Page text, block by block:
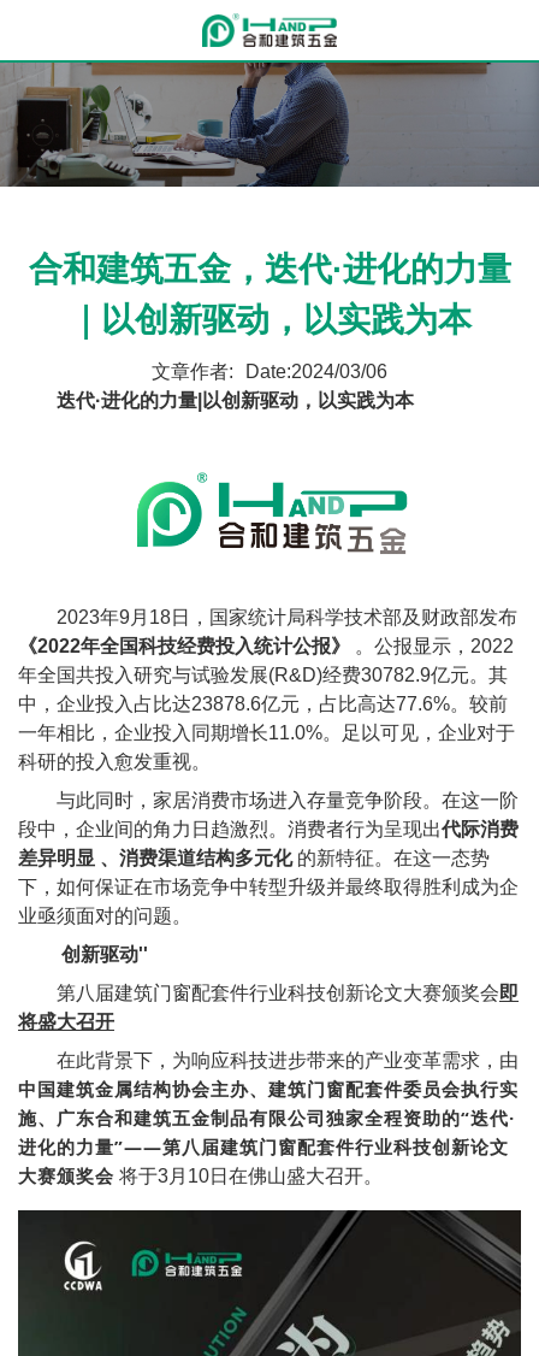
合和建筑五金，迭代·进化的力量
｜以创新驱动，以实践为本
文章作者:
Date:2024/03/06
迭代·进化的力量|以创新驱动，以实践为本
2023年9月18日，国家统计局科学技术部及财政部发布
《2022年全国科技经费投入统计公报》
。公报显示，2022
年全国共投入研究与试验发展(R&D)经费30782.9亿元。其
中，企业投入占比达23878.6亿元，占比高达77.6%。较前
一年相比，企业投入同期增长11.0%。足以可见，企业对于
科研的投入愈发重视。
与此同时，家居消费市场进入存量竞争阶段。在这一阶
段中，企业间的角力日趋激烈。消费者行为呈现出代际消费
差异明显 、消费渠道结构多元化的新特征。在这一态势
下，如何保证在市场竞争中转型升级并最终取得胜利成为企
业亟须面对的问题。
创新驱动''
第八届建筑门窗配套件行业科技创新论文大赛颁奖会 即
将盛大召开
在此背景下，为响应科技进步带来的产业变革需求，由
中国建筑金属结构协会主办、建筑门窗配套件委员会执行实
施、广东合和建筑五金制品有限公司独家全程资助的“迭代·
进化的力量”——第八届建筑门窗配套件行业科技创新论文
大赛颁奖会 将于3月10日在佛山盛大召开。